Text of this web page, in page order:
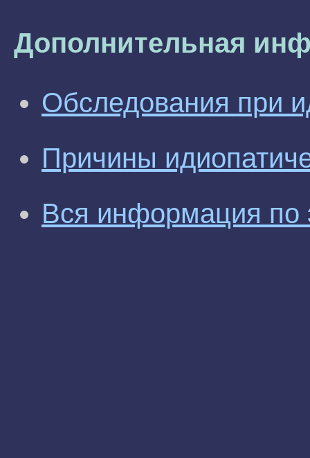
Дополнительная
Обследования при
Причины
Вся информация по